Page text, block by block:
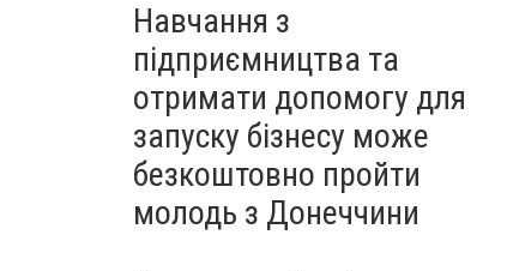
Навчання з
підприємництва та
отримати допомогу для
запуску бізнесу може
безкоштовно пройти
молодь з Донеччини